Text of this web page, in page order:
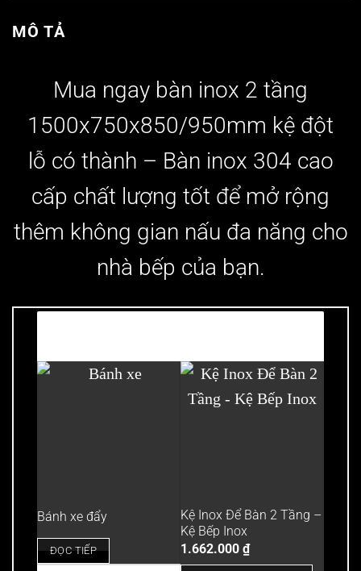
MÔ TẢ
Mua ngay bàn inox 2 tầng
1500x750x850/950mm kệ đột
lỗ có thành – Bàn inox 304 cao
cấp chất lượng tốt để mở rộng
thêm không gian nấu đa năng cho
nhà bếp của bạn.
Bánh xe đẩy
ĐỌC TIẾP
Kệ Inox Để Bàn 2 Tầng –
Kệ Bếp Inox
1.662.000 ₫